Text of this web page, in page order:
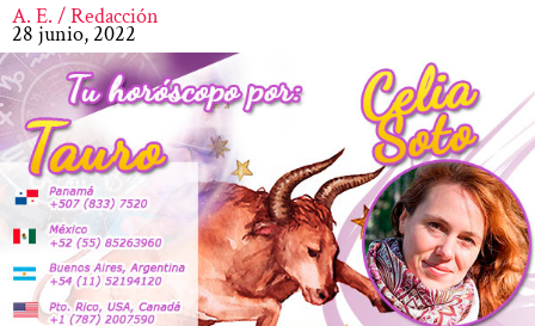
A. E. / Redacción
28 junio, 2022